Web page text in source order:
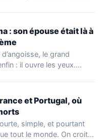
: son épouse était là à
le grand
: il ouvre les yeux.…
et Portugal, où
simple, et pourtant
tout le monde. On croit…